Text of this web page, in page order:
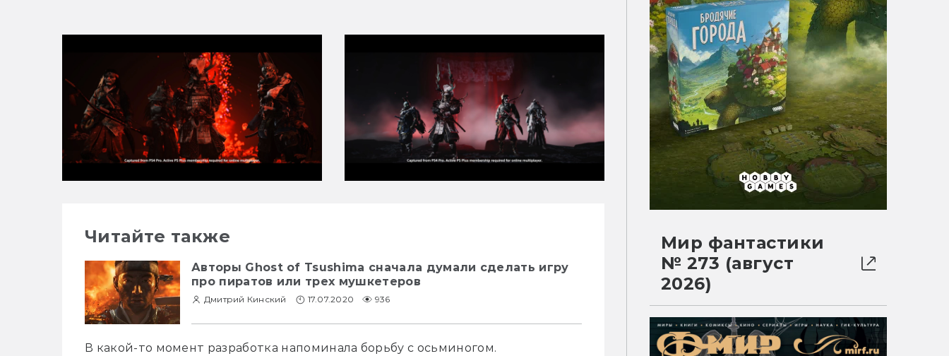
Читайте также
Авторы Ghost of Tsushima сначала думали сделать игру
про пиратов или трех мушкетеров
Дмитрий Кинский 17.07.2020 936
В какой-то момент разработка напоминала борьбу с осьминогом.
Мир фантастики
№ 273 (август
2026)